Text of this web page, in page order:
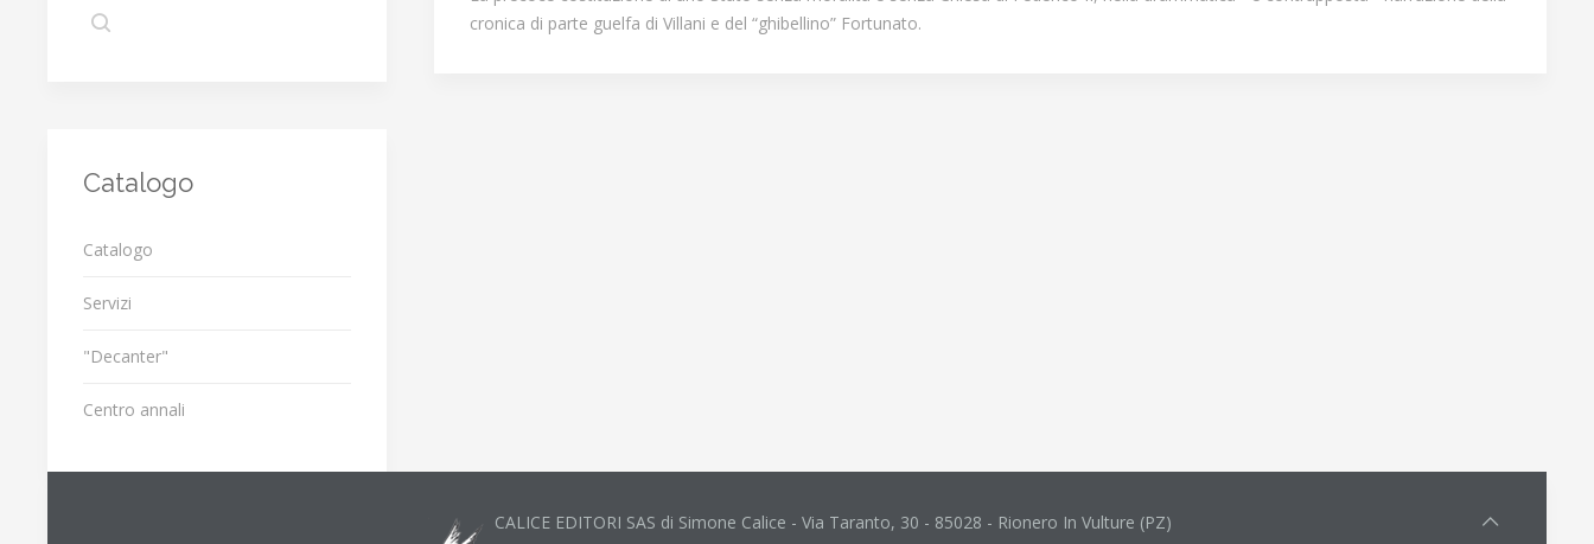
cronica di parte guelfa di Villani e del “ghibellino” Fortunato.
Catalogo
Catalogo
Servizi
"Decanter"
Centro annali
CALICE EDITORI SAS di Simone Calice - Via Taranto, 30 - 85028 - Rionero In Vulture (PZ)